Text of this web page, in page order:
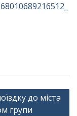
до міста
групи